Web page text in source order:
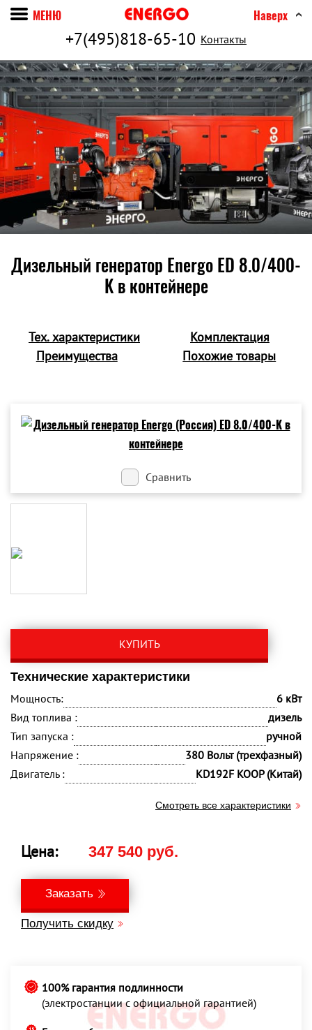
+7(495)818-65-10 Контакты
МЕНЮ Наверх
Дизельный генератор Energo ED 8.0/400-
K в контейнере
Тех. характеристики
Комплектация
Преимущества
Похожие товары
Сравнить
КУПИТЬ
Технические характеристики
Мощность:
6 кВт
Вид топлива :
дизель
Тип запуска :
ручной
Напряжение :
380 Вольт (трехфазный)
Двигатель :
KD192F KOOP (Китай)
Смотреть все характеристики
Цена: 347 540 руб.
Заказать
Получить скидку
100% гарантия подлинности
(электростанции с официальной гарантией)